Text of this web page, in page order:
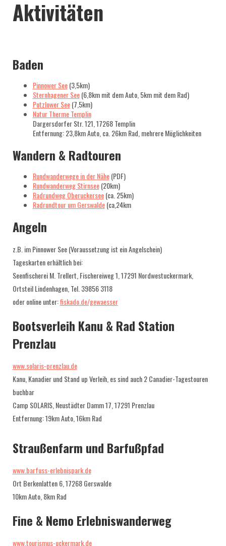
Aktivitäten
Baden
Pinnower See(3,5km)
Sternhagener See(6,8km mit dem Auto, 5km mit dem Rad)
Potzlower See(7,5km)
Natur Therme Templin
Dargersdorfer Str. 121, 17268 Templin
Entfernung: 23,8km Auto, ca. 26km Rad, mehrere Möglichkeiten
Wandern & Radtouren
Rundwanderwege in der Nähe(PDF)
Rundwanderweg Stirnsee(20km)
Radrundweg Oberuckersee(ca. 25km)
Radrundtour um Gerswalde(ca,24km
Angeln
z.B. im Pinnower See (Voraussetzung ist ein Angelschein)
Tageskarten erhältlich bei:
Seenfischerei M. Trellert, Fischereiweg 1, 17291 Nordwestuckermark,
Ortsteil Lindenhagen, Tel. 39856 3118
oder online unter:fiskado.de/gewaesser
Bootsverleih Kanu & Rad Station
Prenzlau
www.solaris-prenzlau.de
Kanu, Kanadier und Stand up Verleih, es sind auch 2 Canadier-Tagestouren
buchbar
Camp SOLARIS, Neustädter Damm 17, 17291 Prenzlau
Entfernung: 19km Auto, 16km Rad
Straußenfarm und Barfußpfad
www.barfuss-erlebnispark.de
Ort Berkenlatten 6, 17268 Gerswalde
10km Auto, 8km Rad
Fine & Nemo Erlebniswanderweg